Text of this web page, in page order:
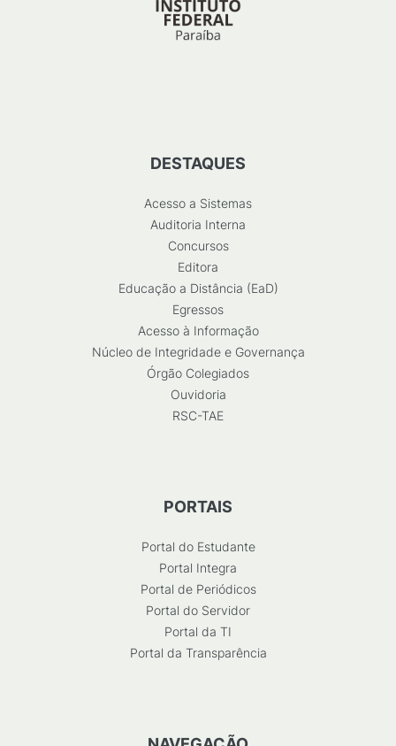
DESTAQUES
Acesso a Sistemas
Auditoria Interna
Concursos
Editora
Educação a Distância (EaD)
Egressos
Acesso à Informação
Núcleo de Integridade e Governança
Órgão Colegiados
Ouvidoria
RSC-TAE
PORTAIS
Portal do Estudante
Portal Integra
Portal de Periódicos
Portal do Servidor
Portal da TI
Portal da Transparência